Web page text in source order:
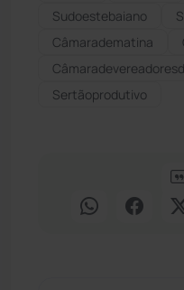
Sudoestebaiano
Câmaradematina
Sertãoprodutivo